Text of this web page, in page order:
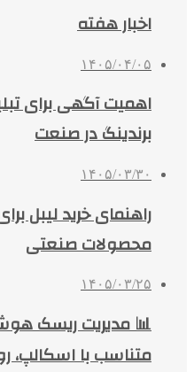
اخبار هفته
۱۴۰۵/۰۴/۰۵
اهمیت آگهی برای
برندینگ در صنعت
۱۴۰۵/۰۳/۳۰
راهنمای خرید لیبل
محصولات صنعتی
۱۴۰۵/۰۳/۲۵
📊 مدیریت ریسک
متناسب با اسکالپ،